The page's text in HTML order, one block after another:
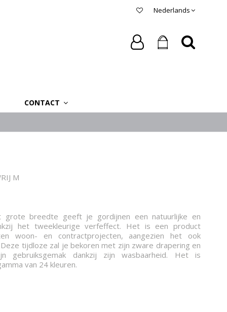
Nederlands
CONTACT
M
breedte geeft je gordijnen een natuurlijke en
het tweekleurige verfeffect. Het is een product
woon- en contractprojecten, aangezien het ook
tijdloze zal je bekoren met zijn zware drapering en
gebruiksgemak dankzij zijn wasbaarheid. Het is
van 24 kleuren.